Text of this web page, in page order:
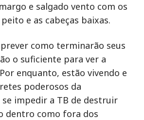
e salgado vento com os
e as cabeças baixas.
como terminarão seus
o suficiente para ver a
enquanto, estão vivendo e
poderosos da
impedir a TB de destruir
dentro como fora dos